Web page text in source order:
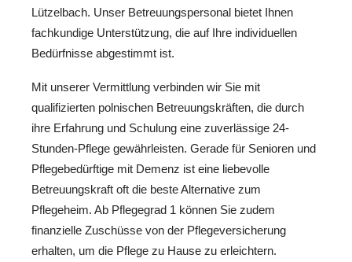
Lützelbach. Unser Betreuungspersonal bietet Ihnen
fachkundige Unterstützung, die auf Ihre individuellen
Bedürfnisse abgestimmt ist.
Mit unserer Vermittlung verbinden wir Sie mit
qualifizierten polnischen Betreuungskräften, die durch
ihre Erfahrung und Schulung eine zuverlässige 24-
Stunden-Pflege gewährleisten. Gerade für Senioren und
Pflegebedürftige mit Demenz ist eine liebevolle
Betreuungskraft oft die beste Alternative zum
Pflegeheim. Ab Pflegegrad 1 können Sie zudem
finanzielle Zuschüsse von der Pflegeversicherung
erhalten, um die Pflege zu Hause zu erleichtern.